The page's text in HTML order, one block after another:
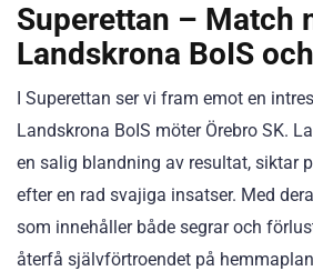
Superettan – Match
Landskrona BoIS
I Superettan ser vi fram emot en
Landskrona BoIS möter Örebro SK.
en salig blandning av resultat, siktar
efter en rad svajiga insatser. Med
som innehåller både segrar och
återfå självförtroendet på